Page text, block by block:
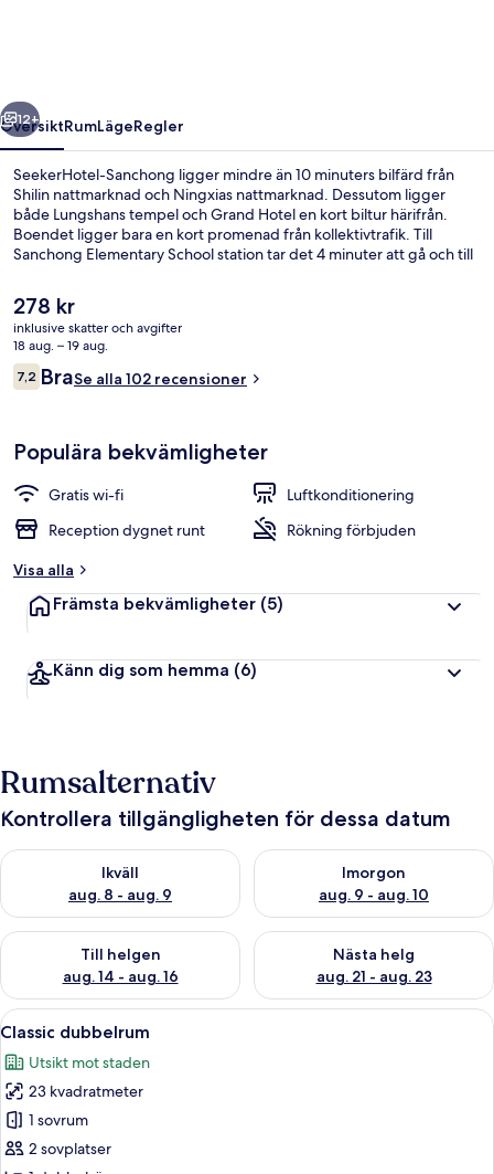
Nästa
12+
ÖversiktRumLägeRegler
SeekerHotel-Sanchong ligger mindre än 10 minuters bilfärd från
Shilin nattmarknad och Ningxias nattmarknad. Dessutom ligger
både Lungshans tempel och Grand Hotel en kort biltur härifrån.
Boendet ligger bara en kort promenad från kollektivtrafik. Till
Sanchong Elementary School station tar det 4 minuter att gå och till
Det
nuvarande
priset
är
278 kr
278 kr
inklusive skatter och avgifter
18 aug. – 19 aug.
Recensioner
7,27,2 av 10,
BraSe alla 102 recensioner
Populära bekvämligheter
Gratis wi-fi
Luftkonditionering
Reception dygnet runt
Rökning förbjuden
Visa alla
Främsta bekvämligheter (5)
Känn dig som hemma (6)
Rumsalternativ
Kontrollera tillgängligheten för dessa datum
Ikväll
aug. 8 - aug. 9
Kontrollera tillgängligheten för ikväll aug. 8 - aug. 9
Imorgon
aug. 9 - aug. 10
Kontrollera tillgängligheten
Till helgen
aug. 14 - aug. 16
Kontrollera tillgängligheten för den här helgen aug. 14 - aug.
Nästa helg
aug. 21 - aug. 23
Kontrollera tillgängligheten
Öppna
alla
foton
för
Classic
dubbelrum
Ett hotellrum med en säng, ett
6
Classic dubbelrum
Utsikt mot staden
23 kvadratmeter
1 sovrum
2 sovplatser